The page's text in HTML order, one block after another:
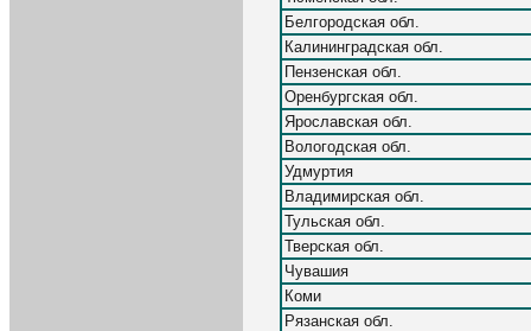
Белгородская обл.
Калининградская обл.
Пензенская обл.
Оренбургская обл.
Ярославская обл.
Вологодская обл.
Удмуртия
Владимирская обл.
Тульская обл.
Тверская обл.
Чувашия
Коми
Рязанская обл.